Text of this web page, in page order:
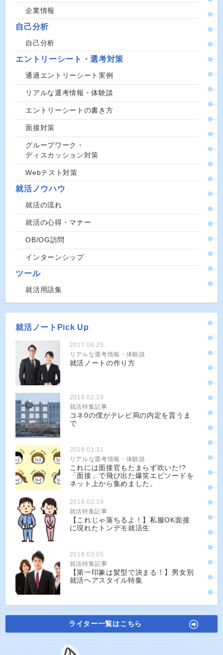
企業情報
自己分析
自己分析
エントリーシート・選考対策
通過エントリーシート実例
リアルな選考情報・体験談
エントリーシートの書き方
面接対策
グループワーク・
ディスカッション対策
Webテスト対策
就活ノウハウ
就活の流れ
就活の心得・マナー
OB/OG訪問
インターンシップ
ツール
就活用語集
就活ノートPick Up
2017.06.25
リアルな選考情報・体験談
就活ノートの作り方
2018.02.19
就活特集記事
コネ0の僕がテレビ局の内定を貰うま
で
2018.01.31
リアルな選考情報・体験談
これには面接官もたまらず吹いた!?
「面接」で飛び出た爆笑エピソードを
ネット上から集めました。
2018.02.19
就活特集記事
【これじゃ落ちるよ！】私服OK面接
に現れたトンデモ就活生
2018.03.05
就活特集記事
【第一印象は髪型で決まる！】男女別
就活ヘアスタイル特集
ライター一覧はこちら